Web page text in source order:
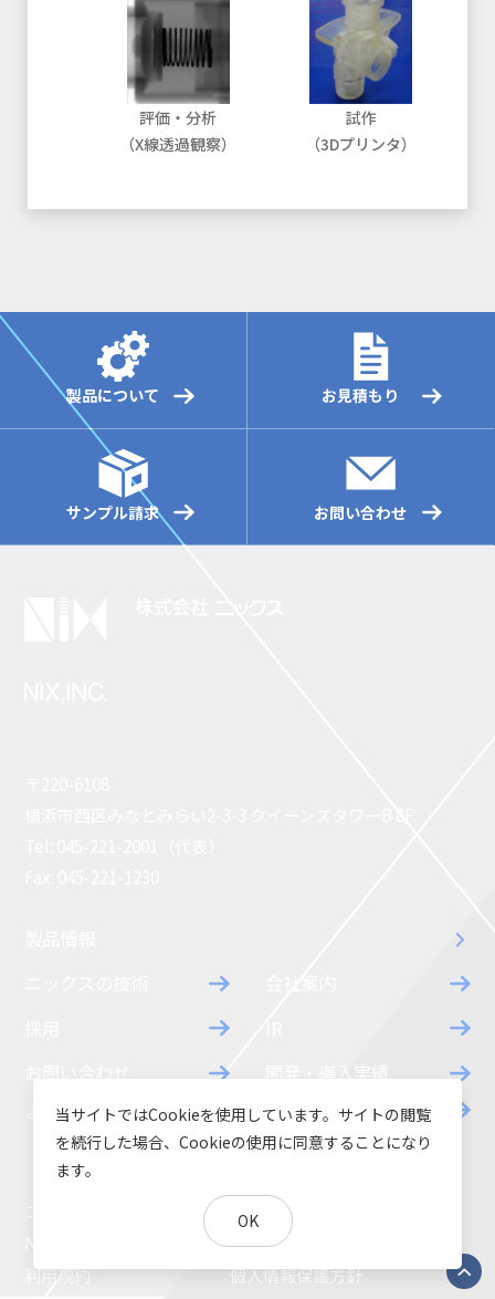
評価・分析
（X線透過観察）
試作
（3Dプリンタ）
製品について お見積もり
サンプル請求 お問い合わせ
開発・導入実績
よくあるご質問
ダウンロード
お知らせ
NIXのサスティナビリティ 環境負荷物質調査結果
利用規約
個人情報保護方針
当サイトではCookieを使用しています。サイトの閲覧
を続行した場合、Cookieの使用に同意することになり
ます。
OK